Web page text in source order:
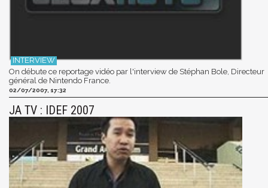
On débute ce reportage vidéo par l'interview de Stéphan Bole, Directeur
général de Nintendo France.
02/07/2007, 17:32
JA TV : IDEF 2007